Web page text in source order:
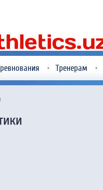
Тренерам